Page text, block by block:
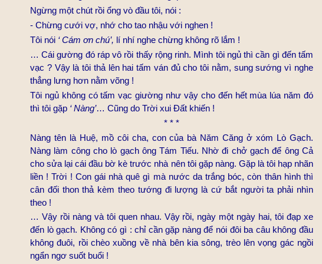
Ngừng một chút rồi ổng vò đầu tôi, nói :
- Chừng cưới vợ, nhớ cho tao nhậu với nghen !
Tôi nói ‘ Cám ơn chú’, lí nhí nghe chừng không rõ lắm !
… Cái gường đó ráp vô rồi thấy rộng rinh. Mình tôi ngủ thì cần gì đến tấm
vạc ? Vậy là tôi thả lên hai tấm ván đủ cho tôi nằm, sung sướng vì nghe
thẳng lưng hơn nằm võng !
Tôi ngủ không có tấm vạc giường như vậy cho đến hết mùa lúa năm đó
thì tôi gặp ‘ Nàng’… Cũng do Trời xui Đất khiến !
* * *
Nàng tên là Huệ, mồ côi cha, con của bà Năm Căng ở xóm Lò Gạch.
Nàng làm công cho lò gạch ông Tám Tiếu. Nhờ đi chở gạch để ông Cả
cho sửa lại cái đầu bờ kè trước nhà nên tôi gặp nàng. Gặp là tôi hạp nhãn
liền ! Trời ! Con gái nhà quê gì mà nước da trắng bóc, còn thân hình thì
cân đối thon thả kèm theo tướng đi lượng là cứ bắt người ta phải nhìn
theo !
… Vậy rồi nàng và tôi quen nhau. Vậy rồi, ngày một ngày hai, tôi đạp xe
đến lò gạch. Không có gì : chỉ cần gặp nàng để nói đôi ba câu không đầu
không đuôi, rồi chèo xuồng về nhà bên kia sông, trèo lên vọng gác ngồi
ngẩn ngơ suốt buổi !